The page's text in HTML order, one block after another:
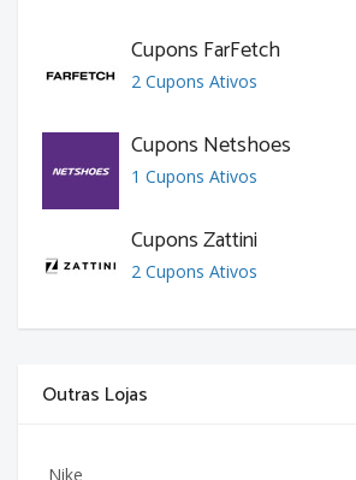
Cupons FarFetch
2 Cupons Ativos
Cupons Netshoes
1 Cupons Ativos
Cupons Zattini
2 Cupons Ativos
Outras Lojas
Nike